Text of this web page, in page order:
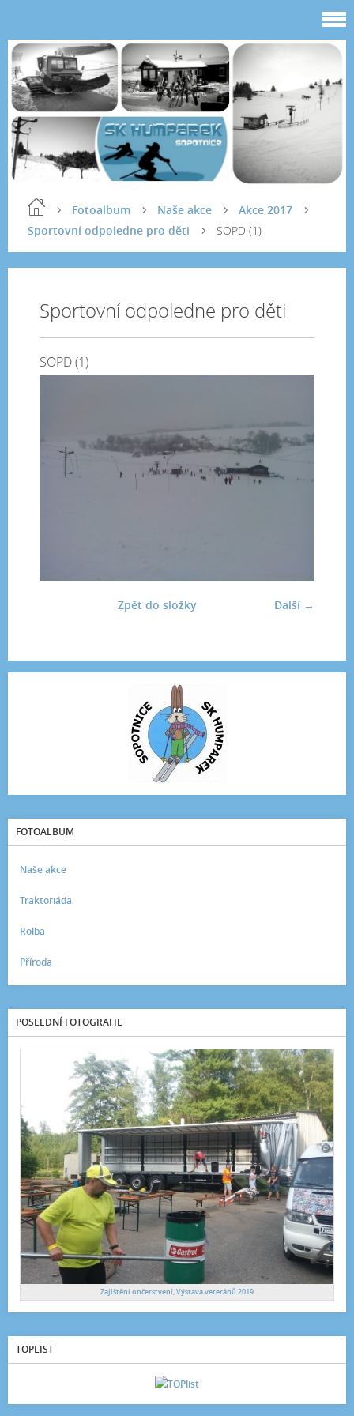
Fotoalbum Naše akce
Akce 2017
Sportovní odpoledne pro děti
SOPD (1)
Sportovní odpoledne pro děti
SOPD (1)
Další →
Zpět do složky
FOTOALBUM
Naše akce
Traktoriáda
Rolba
Příroda
POSLEDNÍ FOTOGRAFIE
Zajištění občerstvení, Výstava veteránů 2019
TOPLIST